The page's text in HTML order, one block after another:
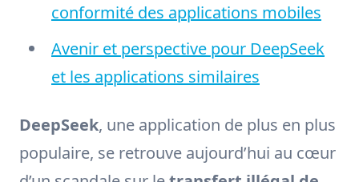
conformité des applications mobiles
Avenir et perspective pour DeepSeek
et les applications similaires
DeepSeek, une application de plus en plus
populaire, se retrouve aujourd’hui au cœur